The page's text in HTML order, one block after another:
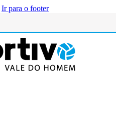
Ir para o footer